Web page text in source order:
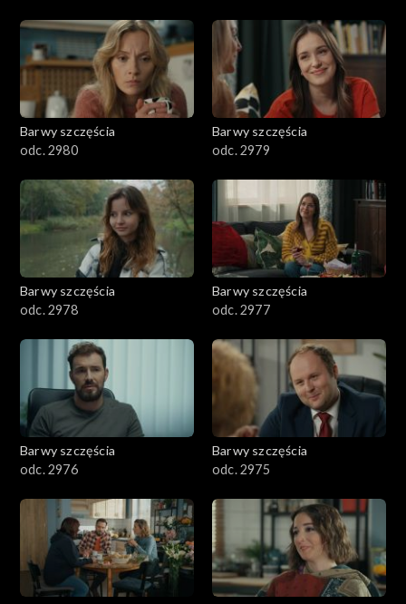
Barwy szczęścia
odc. 2980
Barwy szczęścia
odc. 2979
Barwy szczęścia
odc. 2978
Barwy szczęścia
odc. 2977
Barwy szczęścia
odc. 2976
Barwy szczęścia
odc. 2975